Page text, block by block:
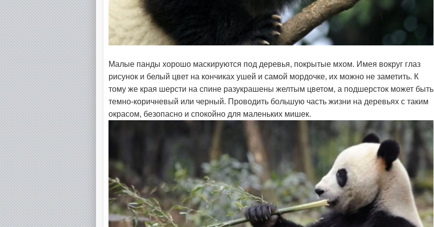
Малые панды хорошо маскируются под деревья, покрытые мхом. Имея вокруг глаз
рисунок и белый цвет на кончиках ушей и самой мордочке, их можно не заметить. К
тому же края шерсти на спине разукрашены желтым цветом, а подшерсток может быть
темно-коричневый или черный. Проводить большую часть жизни на деревьях с таким
окрасом, безопасно и спокойно для маленьких мишек.